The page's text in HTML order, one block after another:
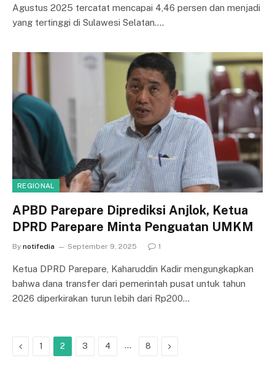
Agustus 2025 tercatat mencapai 4,46 persen dan menjadi
yang tertinggi di Sulawesi Selatan.…
REGIONAL
APBD Parepare Diprediksi Anjlok, Ketua
DPRD Parepare Minta Penguatan UMKM
By notifedia September 9, 2025 1
Ketua DPRD Parepare, Kaharuddin Kadir mengungkapkan
bahwa dana transfer dari pemerintah pusat untuk tahun
2026 diperkirakan turun lebih dari Rp200…
Previous
1 2 3 4 … 8 Next